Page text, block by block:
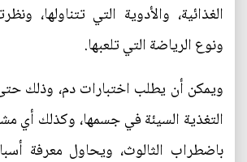
الغذائية، والأدوية التي تتناولها،
ونوع الرياضة التي تلعبها.
ويمكن أن يطلب اختبارات دم، وذلك
التغذية السيئة في جسمها، وكذلك أي
باضطراب الثالوث، ويحاول معرفة